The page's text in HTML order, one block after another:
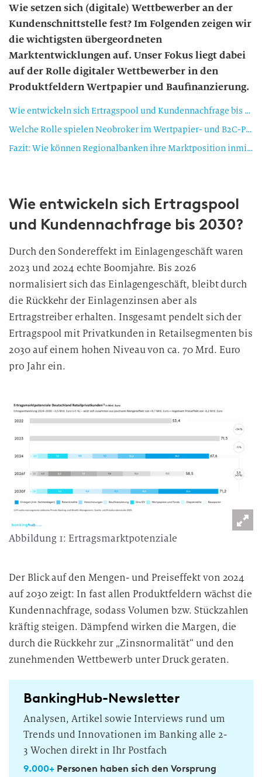
Wie setzen sich (digitale) Wettbewerber an der
Kundenschnittstelle fest? Im Folgenden zeigen wir
die wichtigsten übergeordneten
Marktentwicklungen auf. Unser Fokus liegt dabei
auf der Rolle digitaler Wettbewerber in den
Produktfeldern Wertpapier und Baufinanzierung.
Wie entwickeln sich Ertragspool und Kundennachfrage bis 2030?
Welche Rolle spielen Neobroker im Wertpapier- und B2C-Plattformen im Baufinanzierungsgeschäft 2030?
Fazit: Wie können Regionalbanken ihre Marktposition inmitten der Kerngeschäftserosion sichern?
Wie entwickeln sich Ertragspool
und Kundennachfrage bis 2030?
Durch den Sondereffekt im Einlagengeschäft waren
2023 und 2024 echte Boomjahre. Bis 2026
normalisiert sich das Einlagengeschäft, bleibt durch
die Rückkehr der Einlagenzinsen aber als
Ertragstreiber erhalten. Insgesamt pendelt sich der
Ertragspool mit Privatkunden in Retailsegmenten bis
2030 auf einem hohen Niveau von ca. 70 Mrd. Euro
pro Jahr ein.
Abbildung 1: Ertragsmarktpotenziale
Der Blick auf den Mengen- und Preiseffekt von 2024
auf 2030 zeigt: In fast allen Produktfeldern wächst die
Kundennachfrage, sodass Volumen bzw. Stückzahlen
kräftig steigen. Dämpfend wirken die Margen, die
durch die Rückkehr zur „Zinsnormalität“ und den
zunehmenden Wettbewerb unter Druck geraten.
BankingHub-Newsletter
Analysen, Artikel sowie Interviews rund um
Trends und Innovationen im Banking alle 2-
3 Wochen direkt in Ihr Postfach
9.000+Personen haben sich den Vorsprung